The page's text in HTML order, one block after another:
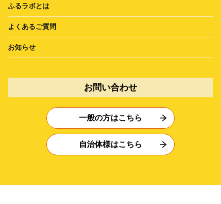
ふるラボとは
よくあるご質問
お知らせ
お問い合わせ
一般の方はこちら
自治体様はこちら